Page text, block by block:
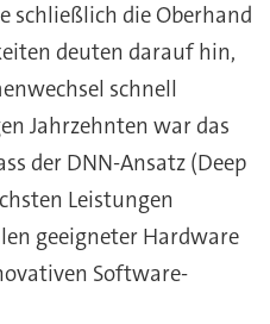
schließlich die Oberhand
deuten darauf hin,
schnell
Jahrzehnten war das
der DNN-Ansatz (Deep
Leistungen
geeigneter Hardware
Software-